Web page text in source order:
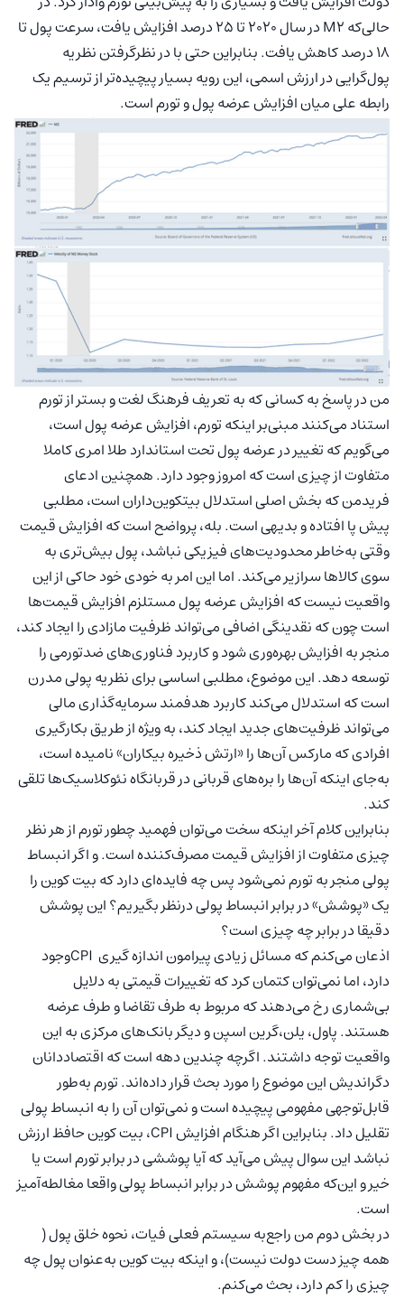
حالی‌که M2 در سال 2020 تا 25 درصد افزایش یافت، سرعت پول تا
18 درصد کاهش یافت. بنابراین حتی با در نظرگرفتن نظریه
پول‌گرایی در ارزش اسمی، این رویه بسیار پیچیده‌تر از ترسیم یک
رابطه علی میان افزایش عرضه پول و تورم است.
من در پاسخ به کسانی که به تعریف فرهنگ لغت و بستر از تورم
استناد می‌کنند مبنی‌بر اینکه تورم، افزایش عرضه پول است،
می‌گویم که تغییر در عرضه پول تحت استاندارد طلا امری کاملا
متفاوت از چیزی است که امروز وجود دارد. همچنین ادعای
فریدمن که بخش اصلی استدلال بیتکوین‌داران است، مطلبی
پیش پا افتاده و بدیهی است. بله، پرواضح است که افزایش قیمت
وقتی به‌خاطر محدودیت‌های فیزیکی نباشد، پول بیش‌تری به
سوی کالاها سرازیر می‌کند. اما این امر به خودی خود حاکی از این
واقعیت نیست که افزایش عرضه پول مستلزم افزایش قیمت‌ها
است چون که نقدینگی اضافی می‌تواند ظرفیت مازادی را ایجاد ‌کند،
منجر به افزایش بهره‌وری شود و کاربرد فناوری‌های ضدتورمی را
توسعه دهد. این موضوع، مطلبی اساسی برای نظریه پولی مدرن
است که استدلال می‌کند کاربرد هدفمند سرمایه‌گذاری مالی
می‌تواند ظرفیت‌های جدید ایجاد کند، به ویژه از طریق بکارگیری
افرادی که مارکس آن‌ها را «ارتش ذخیره بیکاران» نامیده است،
به‌جای اینکه آن‌ها را بره‌های قربانی در قربانگاه نئوکلاسیک‌ها تلقی
کند.
بنابراین کلام آخر اینکه سخت می‌توان فهمید چطور تورم از هر نظر
چیزی متفاوت از افزایش قیمت مصرف‌کننده است. و اگر انبساط
پولی منجر به تورم نمی‌شود پس چه فایده‌ای دارد که بیت کوین را
یک «پوشش» در برابر انبساط پولی درنظر بگیریم؟ این پوشش
دقیقا در برابر چه چیزی است؟
اذعان می‌کنم که مسائل زیادی پیرامون اندازه گیری CPIوجود
دارد، اما نمی‌توان کتمان کرد که تغییرات قیمتی به دلایل
بی‌شماری رخ می‌دهند که مربوط به طرف تقاضا و طرف عرضه
هستند. پاول، یلن،گرین اسپن و دیگر بانک‌های مرکزی به این
واقعیت توجه داشتند. اگرچه چندین دهه است که اقتصاددانان
دگراندیش این موضوع را مورد بحث قرار داده‌اند. تورم به‌طور
قابل‌توجهی مفهومی پیچیده است و نمی‌توان آن را به انبساط پولی
تقلیل داد. بنابراین اگر هنگام افزایش CPI، بیت کوین حافظ ارزش
نباشد این سوال پیش می‌آید که آیا پوششی در برابر تورم است یا
خیر و این‌که مفهوم پوشش در برابر انبساط پولی واقعا مغالطه‌آمیز
است.
در بخش دوم من راجع‌به سیستم فعلی فیات، نحوه خلق پول (
همه چیز دست دولت نیست)، و اینکه بیت کوین به‌عنوان پول چه
چیزی را کم دارد، بحث می‌کنم.